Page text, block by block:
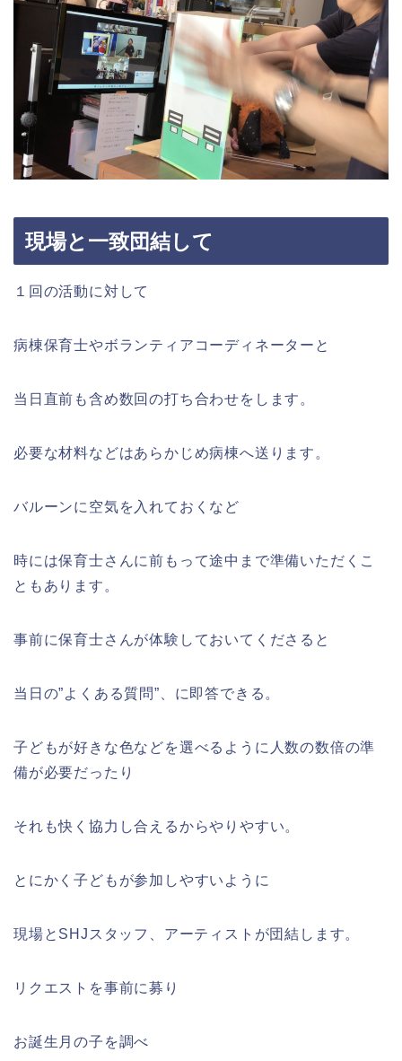
現場と一致団結して
１回の活動に対して
病棟保育士やボランティアコーディネーターと
当日直前も含め数回の打ち合わせをします。
必要な材料などはあらかじめ病棟へ送ります。
バルーンに空気を入れておくなど
時には保育士さんに前もって途中まで準備いただくこ
ともあります。
事前に保育士さんが体験しておいてくださると
当日の”よくある質問”、に即答できる。
子どもが好きな色などを選べるように人数の数倍の準
備が必要だったり
それも快く協力し合えるからやりやすい。
とにかく子どもが参加しやすいように
現場とSHJスタッフ、アーティストが団結します。
リクエストを事前に募り
お誕生月の子を調べ